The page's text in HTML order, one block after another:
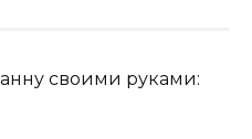
своими руками: